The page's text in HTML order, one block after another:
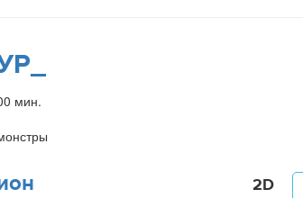
мин.
2D